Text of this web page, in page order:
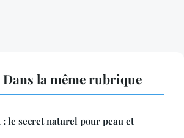
la même rubrique
le secret naturel pour peau et